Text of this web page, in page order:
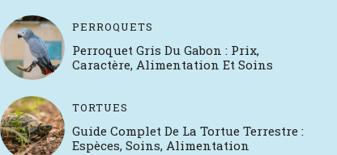
PERROQUETS
Perroquet Gris Du Gabon : Prix,
Caractère, Alimentation Et Soins
TORTUES
Guide Complet De La Tortue Terrestre :
Espèces, Soins, Alimentation